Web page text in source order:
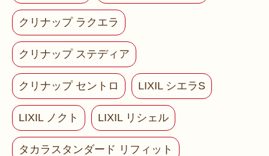
クリナップ ラクエラ
クリナップ ステディア
クリナップ セントロ LIXIL シエラS
LIXIL ノクト LIXIL リシェル
タカラスタンダード リフィット